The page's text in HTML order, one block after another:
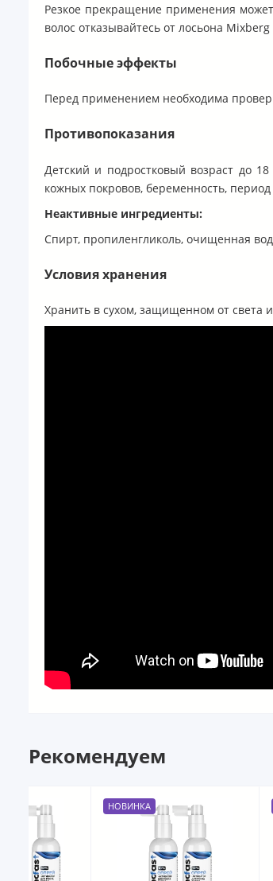
Резкое прекращение применения
волос отказывайтесь от лосьона
Побочные эффекты
Перед применением необходима
Противопоказания
Детский и подростковый возраст до
кожных покровов, беременность, период
Неактивные ингредиенты:
Спирт, пропиленгликоль, очищенная
Условия хранения
Хранить в сухом, защищенном от света
Рекомендуем
НОВИНКА